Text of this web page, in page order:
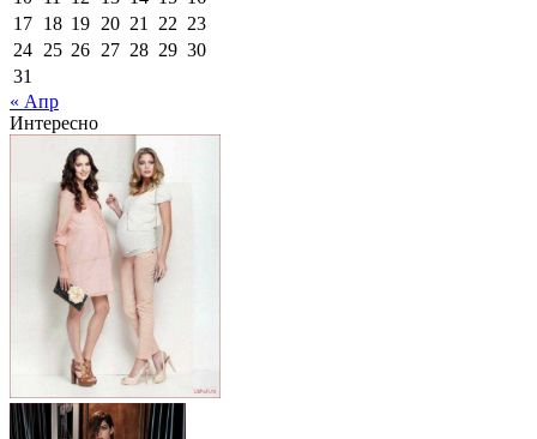
17 18 19 20 21 22 23
24 25 26 27 28 29 30
31
« Апр
Интересно